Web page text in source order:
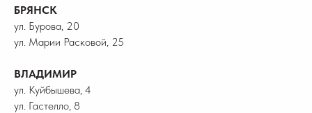
БРЯНСК
ул. Бурова, 20
ул. Марии Расковой, 25
ВЛАДИМИР
ул. Куйбышева, 4
ул. Гастелло, 8